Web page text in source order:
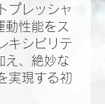
プレッシャ
動性能をス
キシビリテ
え、絶妙な
実現する初